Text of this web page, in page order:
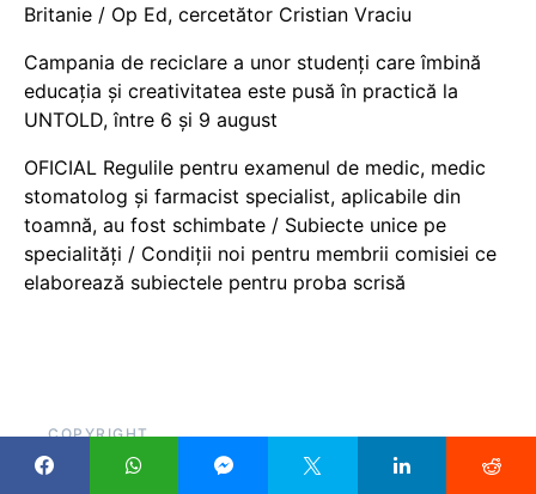
Britanie / Op Ed, cercetător Cristian Vraciu
Campania de reciclare a unor studenți care îmbină
educația și creativitatea este pusă în practică la
UNTOLD, între 6 și 9 august
OFICIAL Regulile pentru examenul de medic, medic
stomatolog și farmacist specialist, aplicabile din
toamnă, au fost schimbate / Subiecte unice pe
specialități / Condiții noi pentru membrii comisiei ce
elaborează subiectele pentru proba scrisă
COPYRIGHT